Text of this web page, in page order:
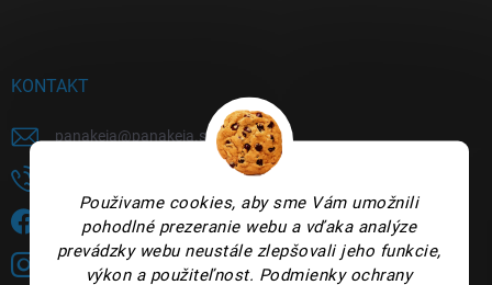
Použivame cookies, aby sme Vám umožnili
pohodlné prezeranie webu a vďaka analýze
prevádzky webu neustále zlepšovali jeho funkcie,
výkon a použiteľnost. Podmienky ochrany
KONTAKT
panakeia@panakeia.sk
Sledujete nás na FB?
panakeia.sk